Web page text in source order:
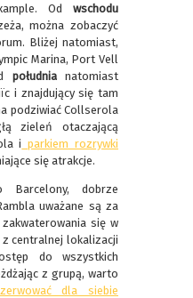
Od wschodu
można zobaczyć
Bliżej natomiast,
Marina, Port Vell
południanatomiast
i znajdujący się tam
podziwiać Collserola
zieleń otaczającą
i parkiem rozrywki
się atrakcje.
Barcelony, dobrze
uważane są za
się w
centralnej lokalizacji
do wszystkich
z grupą, warto
dla siebie